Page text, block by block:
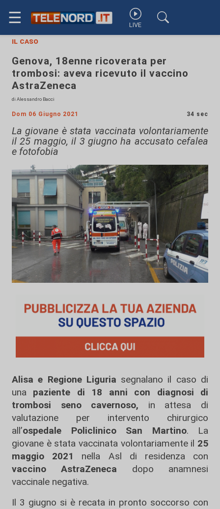
☰ LIVE
il caso
Genova, 18enne ricoverata per
trombosi: aveva ricevuto il vaccino
AstraZeneca
di Alessandro Bacci
Dom 06 Giugno 2021 34 sec
La giovane è stata vaccinata volontariamente
il 25 maggio, il 3 giugno ha accusato cefalea
e fotofobia
Alisa e Regione Liguria segnalano il caso di
una paziente di 18 anni con diagnosi di
trombosi seno cavernoso, in attesa di
valutazione per intervento chirurgico
all’ospedale Policlinico San Martino. La
giovane è stata vaccinata volontariamente il 25
maggio 2021
nella Asl di residenza con
vaccino AstraZeneca dopo anamnesi
vaccinale negativa.
Il 3 giugno si è recata in pronto soccorso con